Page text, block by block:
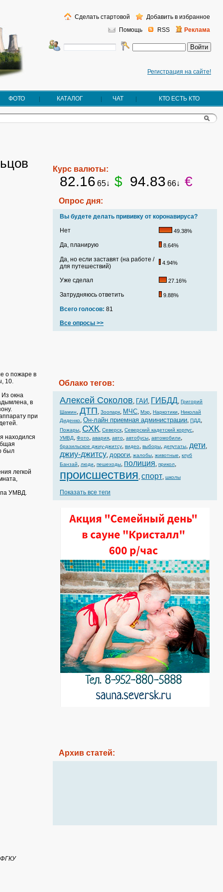
Регистрация на сайте!
Помощь RSS Реклама
Сделать стартовой Добавить в избранное
ФОТО КАТАЛОГ ЧАТ КТО ЕСТЬ КТО
о пожаре в
10.
окна
в
при
находился
был
легкой
УМВД.
ФГКУ
Курс валюты:
82.16 65↓ $ 94.83 66↓ €
Опрос дня:
Вы будете делать прививку от коронавируса?
Нет
49.38%
Да, планирую 8.64%
Да, но если заставят (на работе /
для путешествий)
4.94%
Уже сделал 27.16%
Затрудняюсь ответить 9.88%
Всего голосов: 81
Все опросы >>
Облако тегов:
Алексей Соколов, ГАИ, ГИБДД, Григорий
Шамин, ДТП, Зоопарк, МЧС, Мэр, Наркотики, Николай
Диденко, Он-лайн приемная администрации, ПДД,
Пожары, СХК, Северск, Северский кадетский корпус,
УМВД, Фото, авария, авто, автобусы, автомобили,
бразильское джиу-джитсу, видео, выборы, депутаты, дети,
джиу-джитсу, дороги, жалобы, животные, клуб
Банзай, люди, пешеходы, полиция, прикол,
происшествия, спорт, школы
Показать все теги
Архив статей: